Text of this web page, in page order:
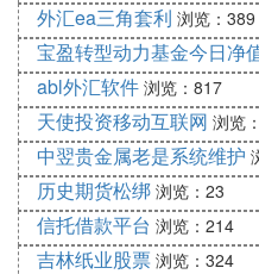
外汇ea三角套利 浏览：389
宝盈转型动力基金今日净
abl外汇软件 浏览：817
天使投资移动互联网 浏览
中翌贵金属老是系统维护
历史期货松绑 浏览：23
信托借款平台 浏览：214
吉林纸业股票 浏览：324